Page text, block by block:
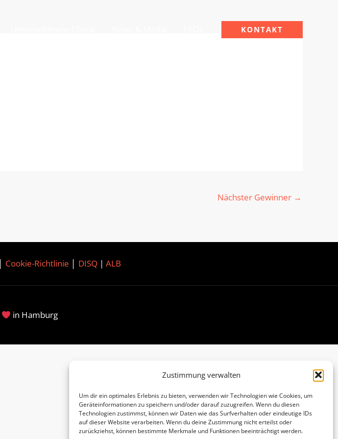
Zustimmung verwalten
Um dir ein optimales Erlebnis zu bieten, verwenden wir Technologien wie Cookies, um
Geräteinformationen zu speichern und/oder darauf zuzugreifen. Wenn du diesen
Technologien zustimmst, können wir Daten wie das Surfverhalten oder eindeutige IDs
auf dieser Website verarbeiten. Wenn du deine Zustimmung nicht erteilst oder
zurückziehst, können bestimmte Merkmale und Funktionen beeinträchtigt werden.
KONTAKT
Nächster Gewinner →
Cookie-Richtlinie DISQ| ALB
in Hamburg